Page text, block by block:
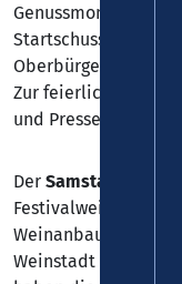
Genussmomente für
Startschuss für das
Oberbürgermeister
Zur feierlichen
und
Der Samstag (09.
Festivalweine – sie
Weinanbaugebieten
Weinstadt Koblenz.